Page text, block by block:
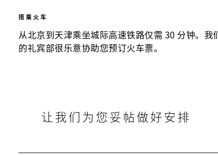
搭乘火车
从北京到天津乘坐城际高速铁路仅需 30 分钟。我
的礼宾部很乐意协助您预订火车票。
让我们为您妥帖做好安排